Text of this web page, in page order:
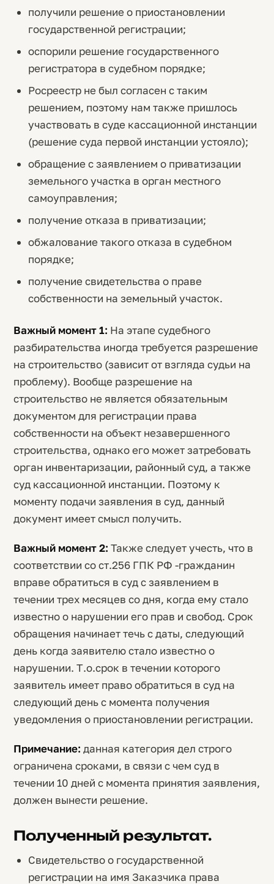
получили решение о приостановлении
государственной регистрации;
оспорили решение государственного
регистратора в судебном порядке;
Росреестр не был согласен с таким
решением, поэтому нам также пришлось
участвовать в суде кассационной инстанции
(решение суда первой инстанции устояло);
обращение с заявлением о приватизации
земельного участка в орган местного
самоуправления;
получение отказа в приватизации;
обжалование такого отказа в судебном
порядке;
получение свидетельства о праве
собственности на земельный участок.
Важный момент 1: На этапе судебного
разбирательства иногда требуется разрешение
на строительство (зависит от взгляда судьи на
проблему). Вообще разрешение на
строительство не является обязательным
документом для регистрации права
собственности на объект незавершенного
строительства, однако его может затребовать
орган инвентаризации, районный суд, а также
суд кассационной инстанции. Поэтому к
моменту подачи заявления в суд, данный
документ имеет смысл получить.
Важный момент 2: Также следует учесть, что в
соответствии со ст.256 ГПК РФ -гражданин
вправе обратиться в суд с заявлением в
течении трех месяцев со дня, когда ему стало
известно о нарушении его прав и свобод. Срок
обращения начинает течь с даты, следующий
день когда заявителю стало известно о
нарушении. Т.о.срок в течении которого
заявитель имеет право обратиться в суд на
следующий день с момента получения
уведомления о приостановлении регистрации.
Примечание: данная категория дел строго
ограничена сроками, в связи с чем суд в
течении 10 дней с момента принятия заявления,
должен вынести решение.
Полученный результат.
Свидетельство о государственной
регистрации на имя Заказчика права